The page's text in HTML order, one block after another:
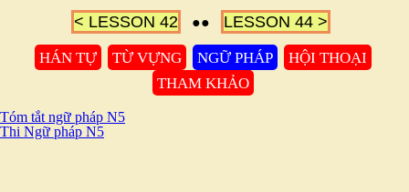
< LESSON 42 ●● LESSON 44 >
HÁN TỰ TỪ VỰNG NGỮ PHÁP
HỘI THOẠI
THAM KHẢO
Tóm tắt ngữ pháp N5
Thi Ngữ pháp N5